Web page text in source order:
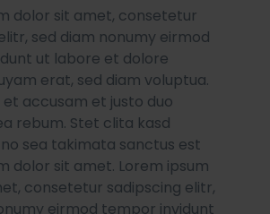
dolor sit amet, consetetur
sed diam nonumy eirmod
ut labore et dolore
erat, sed diam voluptua.
accusam et justo duo
rebum. Stet clita kasd
sea takimata sanctus est
dolor sit amet. Lorem ipsum
consetetur sadipscing elitr,
eirmod tempor invidunt